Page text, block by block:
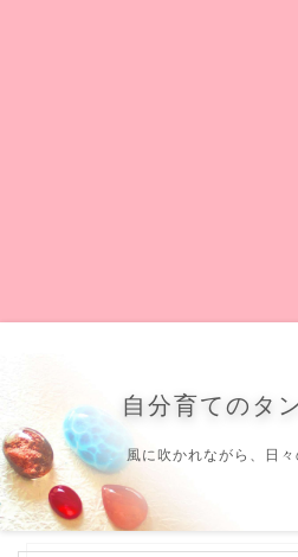
自分育てのタ
風に吹かれながら、日